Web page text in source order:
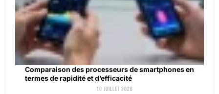
Comparaison des processeurs de smartphones en
termes de rapidité et d’efficacité
10 juillet 2026